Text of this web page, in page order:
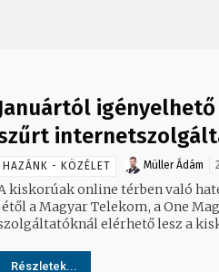
HAZÁNK - KÖZÉLET Müller Ádám
kiskorúak online térben való
a Magyar Telekom, a One
elérhető lesz a
Részletek...